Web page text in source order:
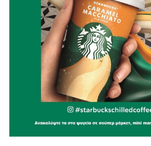
πλεονεκτήματος, εξετάζοντας τη
από εναέρια μέσα και δημιουργώντας
υδατοδεξαμενών στις ορεινές δημοτικές
Ίδρυση Δημοτικού Σώματος
Προστασίας, με εκπαίδευση,
κίνητρα συμμετοχής για νέους,
Σωμάτων Ασφαλείας και ενεργούς
συνεργασία με όλες τις εθελοντικές
Ειδικά σχέδια πυροπροστασίας για
αρχαιολογικούς χώρους, όπως το